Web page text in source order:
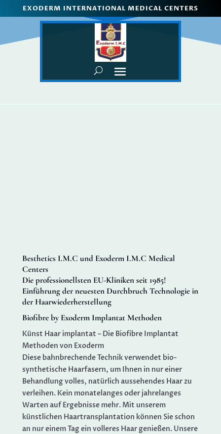
EXODERM INTERNATIONAL MEDICAL CENTERS
Besthetics I.M.C und Exoderm I.M.C Medical
Centers
Die professionellsten EU-Kliniken seit 1985!
Einführung der neuesten Durchbruch Technologie in
der Haarwiederherstellung
Biofibre by Exoderm Implantat Methoden
Künst Haar implantat – Die Biofibre Implantat
Methoden von Exoderm
Diese bahnbrechende Technik verwendet bio-
synthetische Haarfasern, um Ihnen in nur einer
Behandlung volles, natürlich aussehendes Haar zu
verleihen. Kein monatelanges oder jahrelanges
Warten auf Ergebnisse mehr. Mit unserem
künstlichen Haartransplantation können Sie schon
an nur einem Tag ein volleres Haar genießen. Unsere